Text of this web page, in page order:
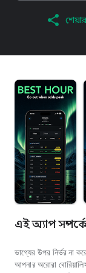
এই অ্যাপ
ভাগ্যের উপর নির্ভর না
আপনার অরোরা